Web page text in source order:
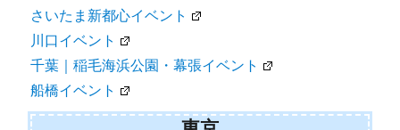
さいたま新都心イベント
川口イベント
千葉｜稲毛海浜公園・幕張イベント
船橋イベント